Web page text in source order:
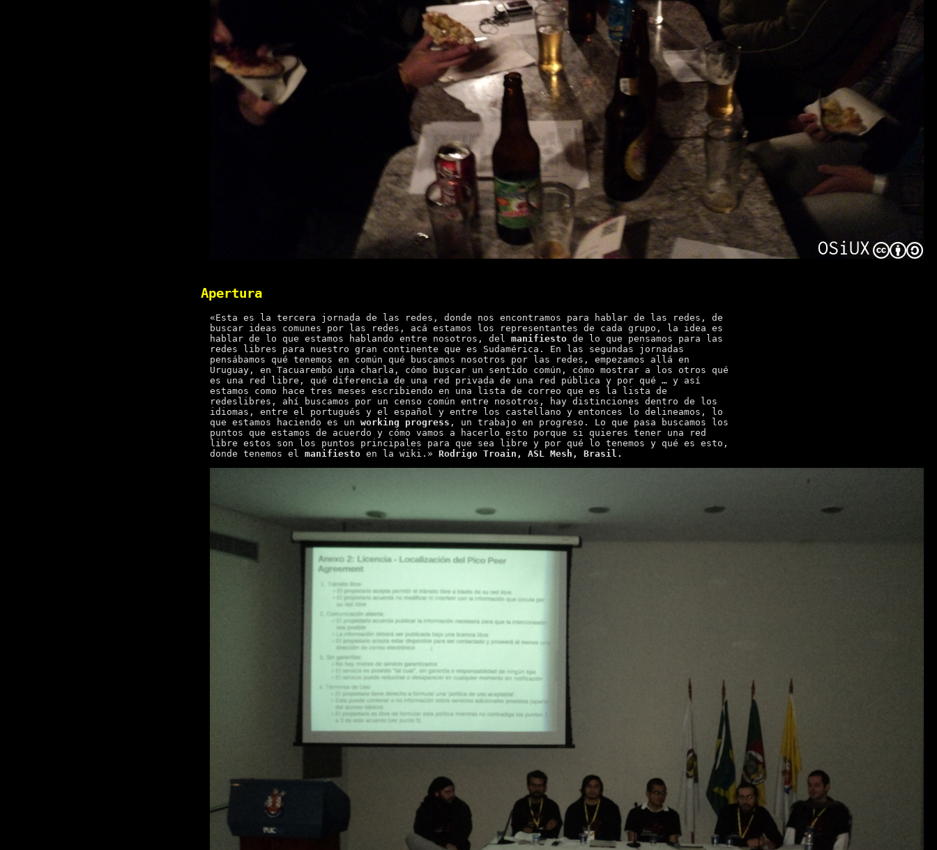
Apertura
«Esta es la tercera jornada de las redes, donde nos encontramos para hablar de las redes, de
buscar ideas comunes por las redes, acá estamos los representantes de cada grupo, la idea es
hablar de lo que estamos hablando entre nosotros, del manifiestode lo que pensamos para las
redes libres para nuestro gran continente que es Sudamérica. En las segundas jornadas
pensábamos qué tenemos en común qué buscamos nosotros por las redes, empezamos allá en
Uruguay, en Tacuarembó una charla, cómo buscar un sentido común, cómo mostrar a los otros qué
es una red libre, qué diferencia de una red privada de una red pública y por qué … y así
estamos como hace tres meses escribiendo en una lista de correo que es la lista de
redeslibres, ahí buscamos por un censo común entre nosotros, hay distinciones dentro de los
idiomas, entre el portugués y el español y entre los castellano y entonces lo delineamos, lo
que estamos haciendo es un working progress , un trabajo en progreso. Lo que pasa buscamos los
puntos que estamos de acuerdo y cómo vamos a hacerlo esto porque si quieres tener una red
libre estos son los puntos principales para que sea libre y por qué lo tenemos y qué es esto,
donde tenemos el manifiestoen la wiki.» Rodrigo Troain, ASL Mesh, Brasil.